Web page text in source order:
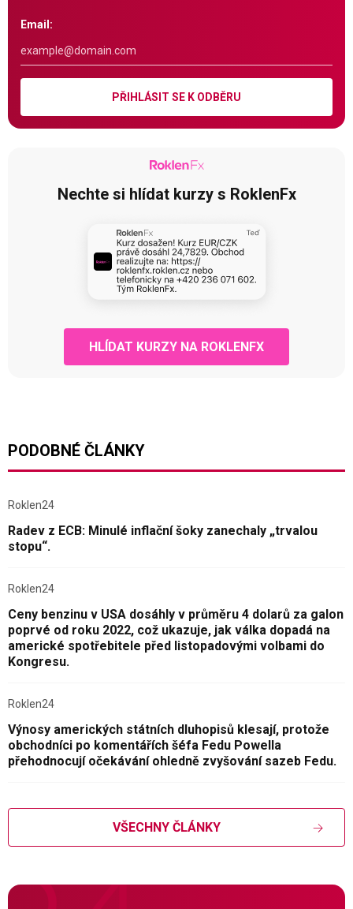
Email:
PŘIHLÁSIT SE K ODBĚRU
Nechte si hlídat kurzy s RoklenFx
HLÍDAT KURZY NA ROKLENFX
PODOBNÉ ČLÁNKY
Roklen24
Radev z ECB: Minulé inflační šoky zanechaly „trvalou
stopu“.
Roklen24
Ceny benzinu v USA dosáhly v průměru 4 dolarů za galon
poprvé od roku 2022, což ukazuje, jak válka dopadá na
americké spotřebitele před listopadovými volbami do
Kongresu.
Roklen24
Výnosy amerických státních dluhopisů klesají, protože
obchodníci po komentářích šéfa Fedu Powella
přehodnocují očekávání ohledně zvyšování sazeb Fedu.
VŠECHNY ČLÁNKY